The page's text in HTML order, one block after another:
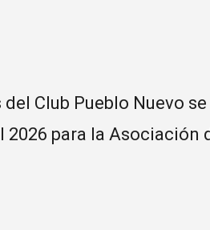
Club Pueblo Nuevo
para la Asociación